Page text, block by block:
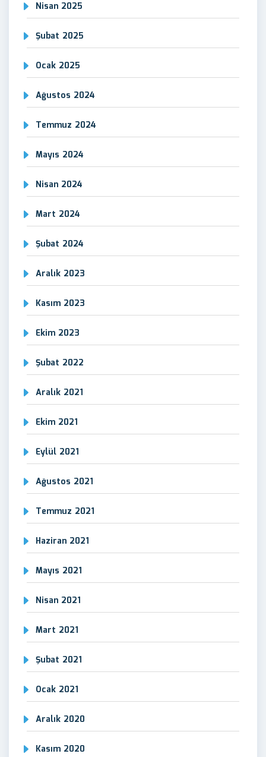
Nisan 2025
Şubat 2025
Ocak 2025
Ağustos 2024
Temmuz 2024
Mayıs 2024
Nisan 2024
Mart 2024
Şubat 2024
Aralık 2023
Kasım 2023
Ekim 2023
Şubat 2022
Aralık 2021
Ekim 2021
Eylül 2021
Ağustos 2021
Temmuz 2021
Haziran 2021
Mayıs 2021
Nisan 2021
Mart 2021
Şubat 2021
Ocak 2021
Aralık 2020
Kasım 2020